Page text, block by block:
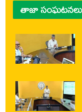
తాజా సంఘటనలు